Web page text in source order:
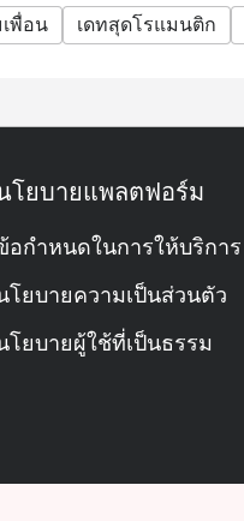
พื่อน เดทสุดโรแมนติก
โยบายแพลตฟอร์ม
อกำหนดในการให้บริการ
โยบายความเป็นส่วนตัว
โยบายผู้ใช้ที่เป็นธรรม